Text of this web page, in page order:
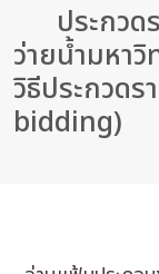
ประกวด
ว่ายน้ำมหา
วิธีประกวด
bidding)